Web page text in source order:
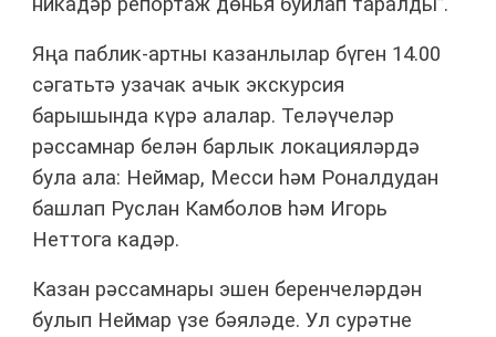
Яңа паблик-артны казанлылар бүген 14.00
сәгатьтә узачак ачык экскурсия
барышында күрә алалар. Теләүчеләр
рәссамнар белән барлык локацияләрдә
була ала: Неймар, Месси һәм Роналдудан
башлап Руслан Камболов һәм Игорь
Неттога кадәр.
Казан рәссамнары эшен беренчеләрдән
булып Неймар үзе бәяләде. Ул сурәтне